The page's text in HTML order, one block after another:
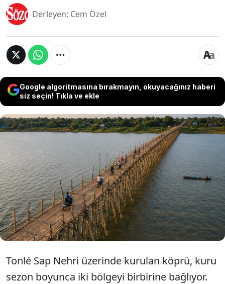
Derleyen: Cem Özel
Google algoritmasına bırakmayın, okuyacağınız haberi
siz seçin! Tıkla ve ekle
Kamboçya’da yaşayan insanlar, her yıl yağmur
sezonunda nehir üzerine dev bir bambu köprü
kuruyor. Yaklaşık 1 kilometre uzunluğa
ulaşabilen sıra dışı yapı, dünyanın en dikkat
çekici geçici köprülerinden biri olarak
gösteriliyor.
Tonlé Sap Nehri üzerinde kurulan köprü, kuru
sezon boyunca iki bölgeyi birbirine bağlıyor.